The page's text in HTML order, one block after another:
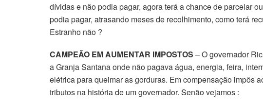
dívidas e não podia pagar, agora terá a chance de parcelar
podia pagar, atrasando meses de recolhimento, como terá
Estranho não ?
CAMPEÃO EM AUMENTAR IMPOSTOS – O governador
a Granja Santana onde não pagava água, energia, feira,
elétrica para queimar as gorduras. Em compensação impôs
tributos na história de um governador. Senão vejamos :